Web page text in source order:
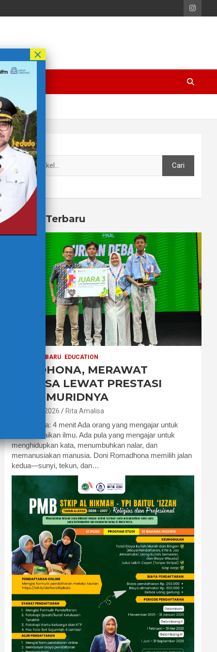
Cari
Cari
Berita Terbaru
BERITA TERBARU EDUCATION
PAK DHONA, MERAWAT
BAHASA LEWAT PRESTASI
PARA MURIDNYA
7 Agustus 2026 Rita Amalisa
Waktu baca: 4 menit Ada orang yang mengajar untuk
menyampaikan ilmu. Ada pula yang mengajar untuk
menghidupkan kata, menumbuhkan nalar, dan
memanusiakan manusia. Doni Romadhona memilih jalan
kedua—sunyi, tekun, dan…